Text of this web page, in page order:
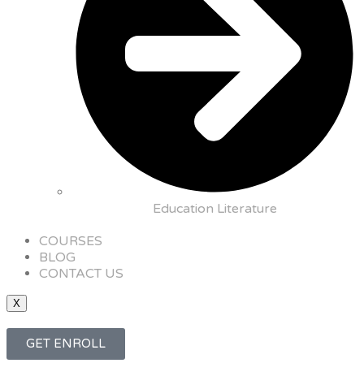
Education Literature
COURSES
BLOG
CONTACT US
X
GET ENROLL